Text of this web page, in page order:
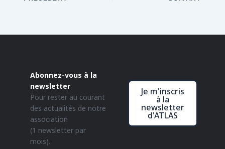
Abonnez-vous à la
newsletter
Pour rester au courant
des actualités de notre
association
(1 newsletter par
mois).
Je m'inscris
à la
newsletter
d'ATLAS